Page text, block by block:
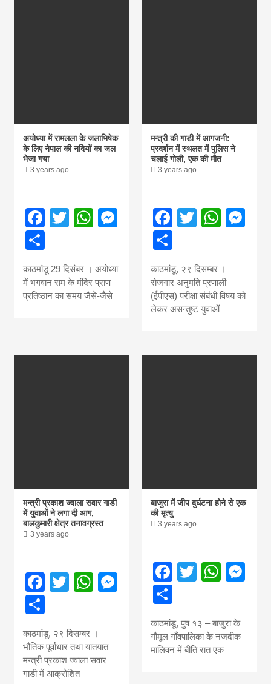
अयोध्या में रामलला के जलाभिषेक
के लिए नेपाल की नदियों का जल
भेजा गया
3 years ago
Facebook
TwitterWhatsApp
Messenger
काठमांडू 29 दिसंबर । अयोध्या
में भगवान राम के मंदिर प्राण
प्रतिष्ठान का समय जैसे-जैसे
मन्त्री की गाडी में आगजनी:
प्रदर्शन में स्थलत में पुलिस ने
चलाई गोली, एक की मौत
3 years ago
Facebook
Twitter
काठमांडू, २९ दिसम्बर ।
रोजगार अनुमति प्रणाली
(ईपीएस) परीक्षा संबंधी विषय को
लेकर असन्तुष्ट युवाओं
मन्त्री प्रकाश ज्वाला सवार गाडी
में युवाओं ने लगा दी आग,
बालकुमारी क्षेत्र तनावग्रस्त
3 years ago
Facebook
TwitterWhatsApp
Messenger
काठमांडू, २९ दिसम्बर ।
भौतिक पूर्वाधार तथा यातयात
मन्त्री प्रकाश ज्वाला सवार
गाडी में आक्रोशित
बाजुरा में जीप दुर्घटना होने से एक
की मृत्यु
3 years ago
Facebook
Twitter
काठमांडू, पुष १३ – बाजुरा के
गौमूल गाँवपालिका के नजदीक
मालिवन में बीति रात एक